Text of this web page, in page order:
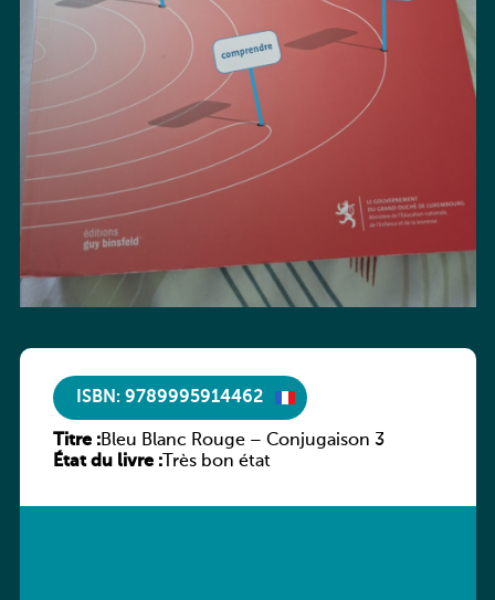
ISBN: 9789995914462
Titre :Bleu Blanc Rouge – Conjugaison 3
État du livre :Très bon état